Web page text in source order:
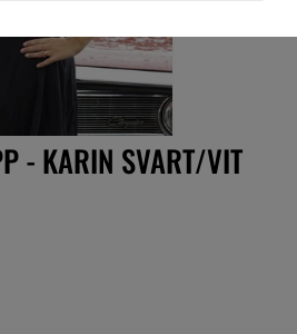
- KARIN SVART/VIT